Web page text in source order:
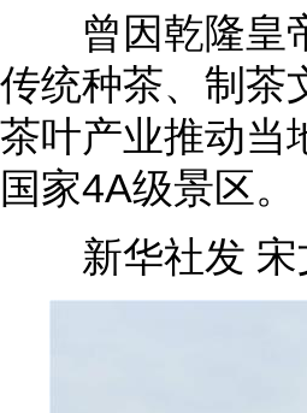
曾因乾隆皇帝
传统种茶、制茶
茶叶产业推动当
国家4A级景区。
新华社发 宋